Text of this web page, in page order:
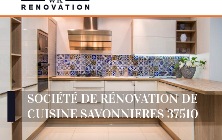
SOCIÉTÉ DE RÉNOVATION DE
CUISINE SAVONNIERES 37510